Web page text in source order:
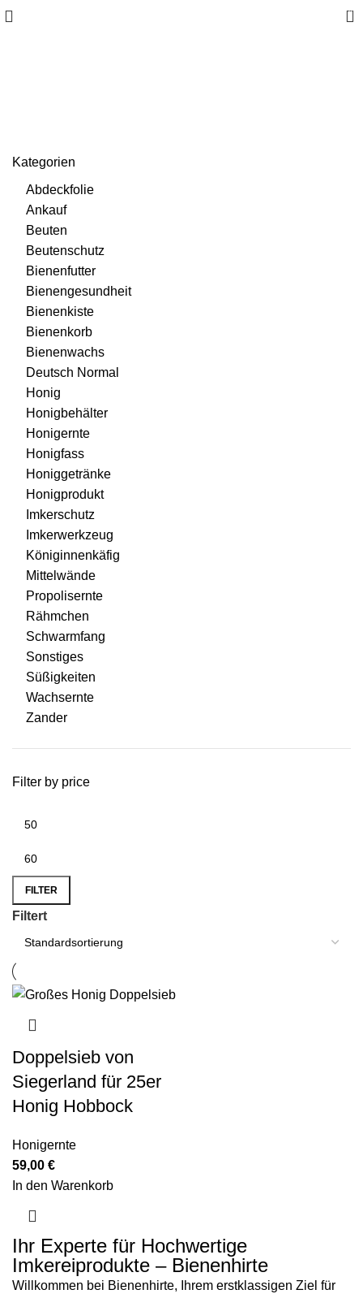
0
Kategorien
Abdeckfolie
Ankauf
Beuten
Beutenschutz
Bienenfutter
Bienengesundheit
Bienenkiste
Bienenkorb
Bienenwachs
Deutsch Normal
Honig
Honigbehälter
Honigernte
Honigfass
Honiggetränke
Honigprodukt
Imkerschutz
Imkerwerkzeug
Königinnenkäfig
Mittelwände
Propolisernte
Rähmchen
Schwarmfang
Sonstiges
Süßigkeiten
Wachsernte
Zander
Filter by price
FILTER
Filtert
Doppelsieb von
Siegerland für 25er
Honig Hobbock
Honigernte
59,00 €
In den Warenkorb
Ihr Experte für Hochwertige
Imkereiprodukte – Bienenhirte
Willkommen bei Bienenhirte, Ihrem erstklassigen Ziel für